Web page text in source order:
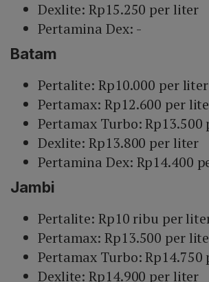
Dexlite: Rp15.250 per liter
Pertamina Dex: -
Batam
Pertalite: Rp10.000 per liter
Pertamax: Rp12.600 per
Pertamax Turbo:
Dexlite: Rp13.800 per liter
Pertamina Dex: Rp14.400
Jambi
Pertalite: Rp10 ribu per
Pertamax: Rp13.500 per
Pertamax Turbo:
Dexlite: Rp14.900 per liter